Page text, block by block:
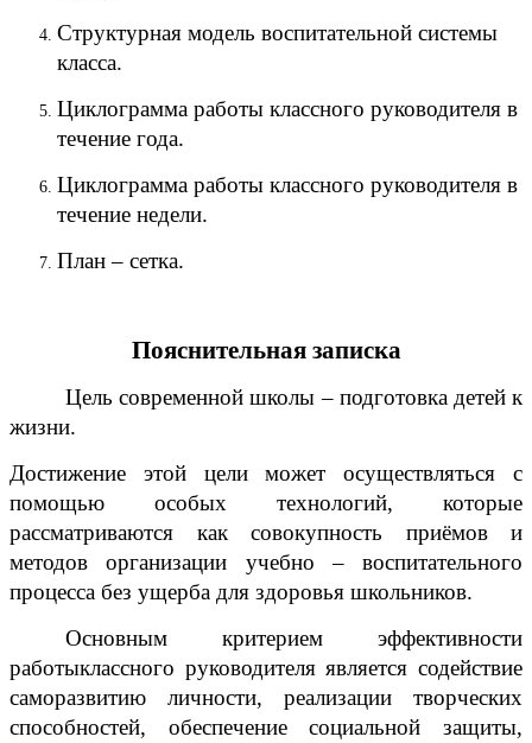
Структурная модель воспитательной системы
класса.
Циклограмма работы классного руководителя в
течение года.
Циклограмма работы классного руководителя в
течение недели.
План – сетка.
Пояснительная записка
Цель современной школы – подготовка детей к
жизни.
Достижение этой цели может осуществляться с
помощью особых технологий, которые
рассматриваются как совокупность приёмов и
методов организации учебно – воспитательного
процесса без ущерба для здоровья школьников.
Основным критерием эффективности
работыклассного руководителя является содействие
саморазвитию личности, реализации творческих
способностей, обеспечение социальной защиты,